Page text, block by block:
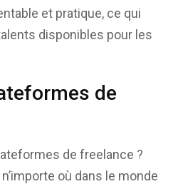
et pratique, ce qui
disponibles pour les
de
de freelance ?
où dans le monde